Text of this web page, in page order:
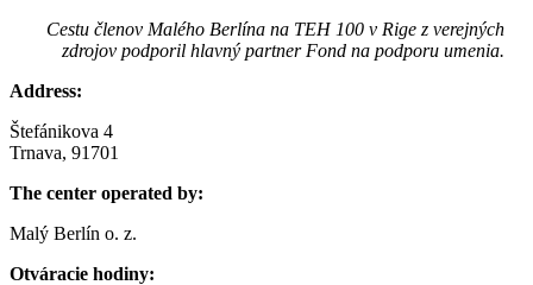
Cestu členov Malého Berlína na TEH 100 v Rige z verejných
zdrojov podporil hlavný partner Fond na podporu umenia.
Address:
Štefánikova 4
Trnava, 91701
The center operated by:
Malý Berlín o. z.
Otváracie hodiny: